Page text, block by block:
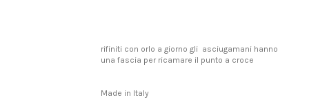
rifiniti con orlo a giorno gli asciugamani hanno
una fascia per ricamare il punto a croce
Made in Italy